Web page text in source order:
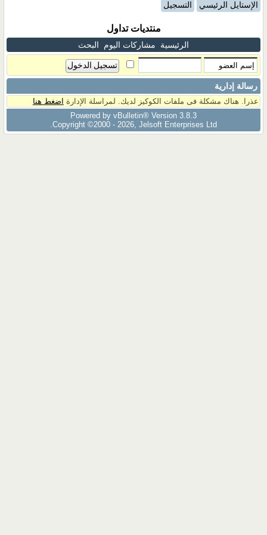
الإستايل الرئيسي التسجيل
منتديات تداول
الرئيسية مشاركات اليوم البحث
رسالة إدارية
عذرا. هناك مشكلة فى ملفات الكوكيز لديك. لمراسلة الإدارة اضغط هنا
Powered by vBulletin® Version 3.8.3
Copyright ©2000 - 2026, Jelsoft Enterprises Ltd.